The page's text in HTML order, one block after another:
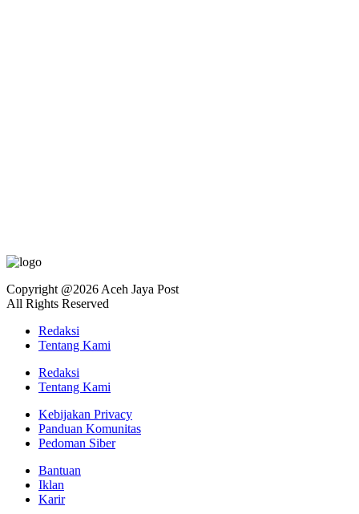
Copyright @2026 Aceh Jaya Post
All Rights Reserved
Redaksi
Tentang Kami
Redaksi
Tentang Kami
Kebijakan Privacy
Panduan Komunitas
Pedoman Siber
Bantuan
Iklan
Karir